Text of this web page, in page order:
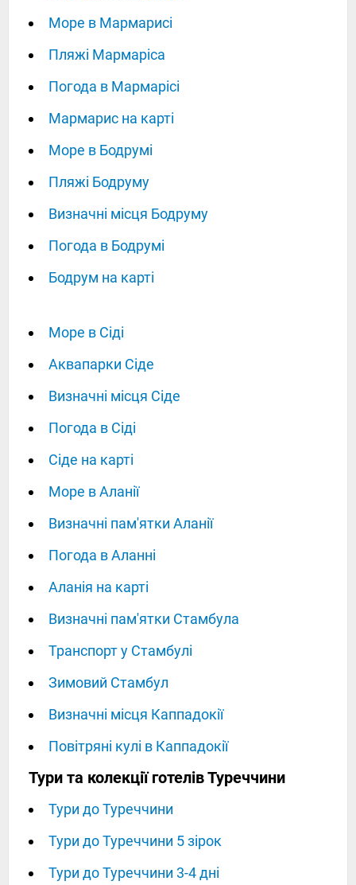
Море в Мармарисі
Пляжі Мармаріса
Погода в Мармарісі
Мармарис на карті
Море в Бодрумі
Пляжі Бодруму
Визначні місця Бодруму
Погода в Бодрумі
Бодрум на карті
Море в Сіді
Аквапарки Сіде
Визначні місця Сіде
Погода в Сіді
Сіде на карті
Море в Аланії
Визначні пам'ятки Аланії
Погода в Аланні
Аланія на карті
Визначні пам'ятки Стамбула
Транспорт у Стамбулі
Зимовий Стамбул
Визначні місця Каппадокії
Повітряні кулі в Каппадокії
Тури та колекції готелів Туреччини
Тури до Туреччини
Тури до Туреччини 5 зірок
Тури до Туреччини 3-4 дні